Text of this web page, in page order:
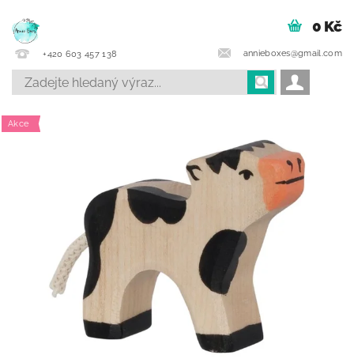
+420 603 457 138 annieboxes@gmail.com
0 Kč
Akce